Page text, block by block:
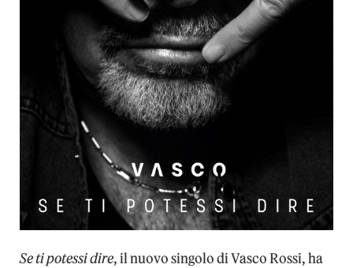
Se ti potessi dire, il nuovo singolo di Vasco Rossi, ha